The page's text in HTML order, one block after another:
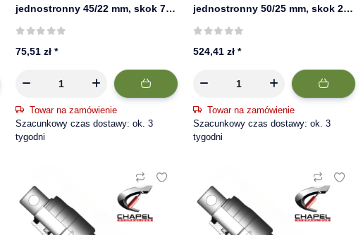
jednostronny 45/22 mm, skok 700
75,51 zł*
Towar na zamówienie
Szacunkowy czas dostawy: ok. 3
tygodni
jednostronny 50/25 mm, skok 200
524,41 zł*
Towar na zamówienie
Szacunkowy czas dostawy: ok. 3
tygodni